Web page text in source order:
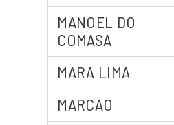
MANOEL DO
COMASA
MARA LIMA
MARCAO